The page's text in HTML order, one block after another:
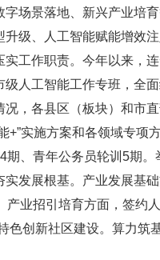
场景落地、新兴产业培
级、人工智能赋能增效注
工作职责。今年以来，
级人工智能工作专班，全
，各县区（板块）和市
+”实施方案和各领域专
、青年公务员轮训5期。
实发展根基。产业发展基
产业招引培育方面，签约
色创新社区建设。算力